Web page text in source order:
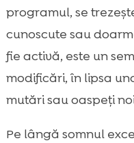
programul, se
cunoscute sau
fie activă, este un
modificări, în lipsa
mutări sau oaspeți
Pe lângă somnul